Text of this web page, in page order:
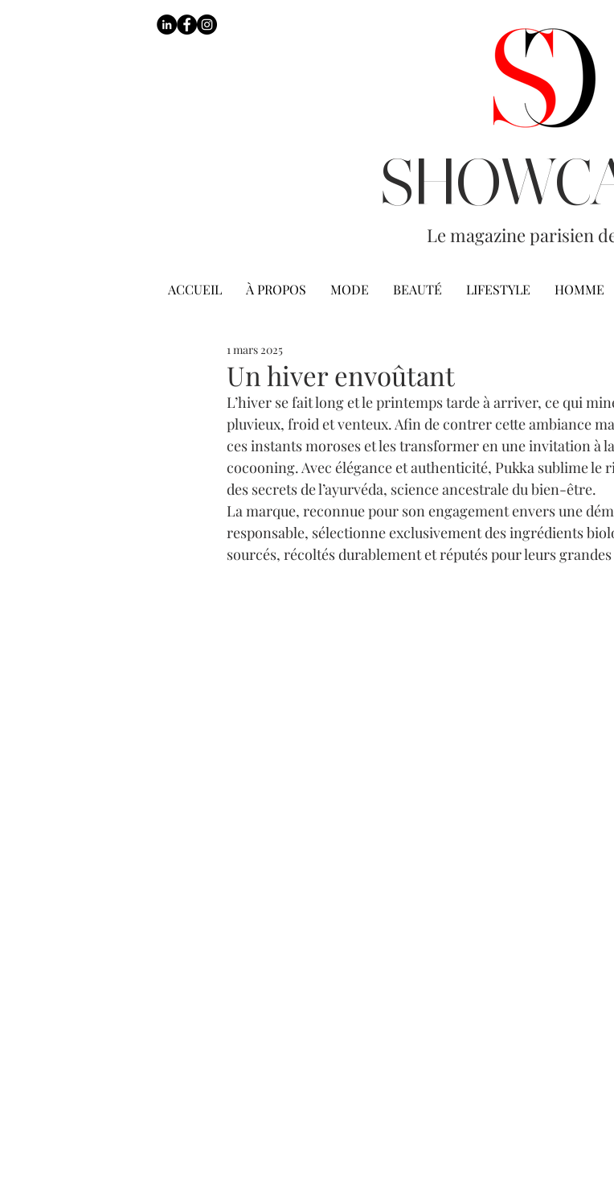
Le magazine parisien
ACCUEIL À PROPOS MODE BEAUTÉ LIFESTYLE HOMME
Un hiver envoûtant
1 mars 2025
L’hiver se fait long et le printemps tarde à arriver, ce qui
pluvieux, froid et venteux. Afin de contrer cette ambiance
ces instants moroses et les transformer en une invitation à
cocooning. Avec élégance et authenticité, Pukka sublime le
des secrets de l’ayurvéda, science ancestrale du bien-être.
La marque, reconnue pour son engagement envers une
responsable, sélectionne exclusivement des ingrédients
sourcés, récoltés durablement et réputés pour leurs